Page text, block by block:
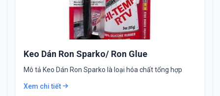
Keo Dán Ron Sparko/ Ron Glue
Mô tả Keo Dán Ron Sparko là loại hóa chất tổng hợp
Xem chi tiết